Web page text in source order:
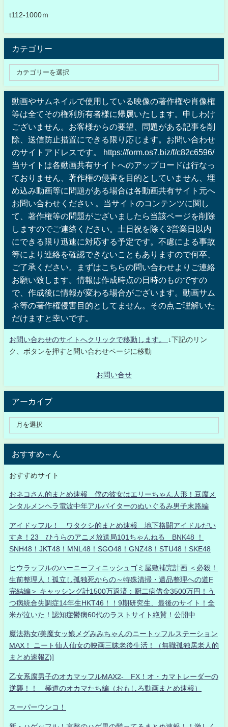
t112-1000ｍ
カテゴリー
動画やサムネイルで使用している映像の著作権や肖像権
等は全てその権利所有者様に帰属いたします。申しわけ
ございません。お客様からの要望、問題がある記事を削
除、送信防止措置にできる限り応じます。お問い合わせ
のサイトアドレスです。 https://form.os7.biz/f/c82c6596/
当サイトは各動画共有サイトへのアップロードは行なっ
ておりません、著作権の侵害を目的としていません、埋
め込み動画等に問題がある場合は各動画共有サイト元へ
お問い合わせください 。当サイトのコンテンツに関し
て、著作権等の問題がございましたら当該ページを削除
しますのでご連絡ください。土日祝を除く3営業日以内
にできる限り迅速に対応する予定です。不慮による事故
等により連絡を確認できないこともありますので何卒、
ご了承ください。まずはこちらの問い合わせよりご連絡
お願い致します。情報は作成時点の日時のものですの
で、作成後に情報が変わる場合がございます。動画サム
ネ等の著作権侵害目的としてません。その点ご理解いた
だけますと幸いです。
お問い合わせのサイトへクリックで移動します。
↓下記のリン
ク、ボタンを押すと問い合わせページに移動
お問い合せ
アーカイブ
おすすめ～ん
おすすめサイト
おネコさん的まとめ速報 僕の彼女はエリーちゃん人形！豆腐メ
ンタルメンヘラ電波中年アルバイターのぬいぐるみ男子末路編
アイドッフル！ ワタクシ的まとめ速報 地下格闘アイドルだい
すき！23 ひうらのアニメ放送局101ちゃんねる BNK48 ！
SNH48！JKT48！MNL48！SGO48！GNZ48！STU48！SKE48
ヒウラッフルのハーニーフィニッシュゴミ屋敷補完計画 ＜必殺！
生前整理人！孤立し孤独死からの～特殊清掃・遺品整理への道F
完結編＞ キャッシング計1500万返済：厨二病借金3500万円！う
つ病統合失調症14年生HKT46！！9期研究生、最後のサイト！全
米が泣いた！認知症鬱病60代のラストサイト絶賛！公開中
魔法熟女/美魔女ッ娘メグみみちゃんのニートッフルステーション
MAX！ ニート仙人仙女の映画三昧老後生活！（無職孤独居老人的
まとめ速報Z)]
乙女系腐男子のオカマッフルMAX2- FX！オ・カマトレーダーの
逆襲！！ 極道のオカマたち編（おもしろ動画まとめ速報）
スーパーウンコ！